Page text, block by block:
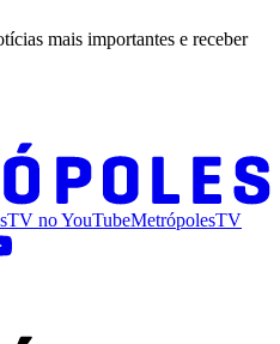
mais importantes e receber
noYouTubeMetrópolesTV